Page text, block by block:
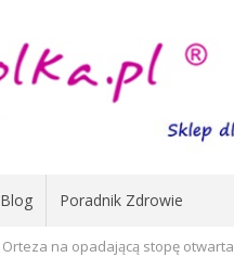
Blog Poradnik Zdrowie
Orteza na opadającą stopę otwarta